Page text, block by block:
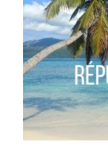
Audrey